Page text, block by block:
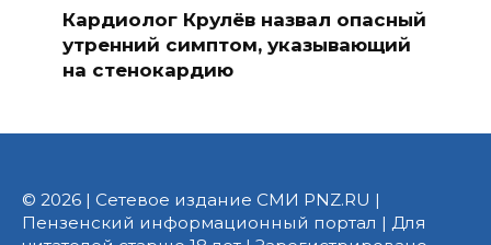
Кардиолог Крулёв назвал опасный
утренний симптом, указывающий
на стенокардию
© 2026 | Сетевое издание СМИ PNZ.RU |
Пензенский информационный портал | Для